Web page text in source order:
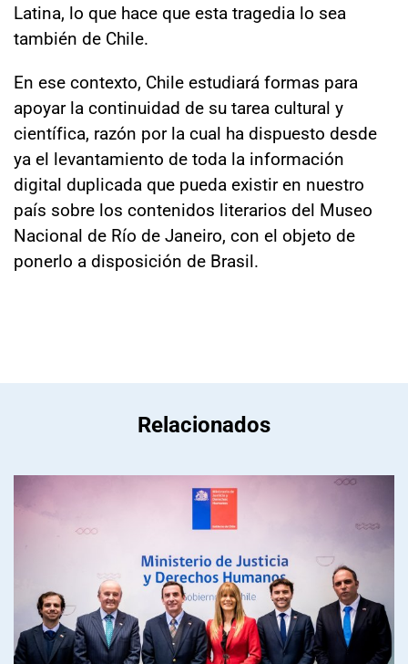
Latina, lo que hace que esta tragedia lo sea
también de Chile.
En ese contexto, Chile estudiará formas para
apoyar la continuidad de su tarea cultural y
científica, razón por la cual ha dispuesto desde
ya el levantamiento de toda la información
digital duplicada que pueda existir en nuestro
país sobre los contenidos literarios del Museo
Nacional de Río de Janeiro, con el objeto de
ponerlo a disposición de Brasil.
Relacionados